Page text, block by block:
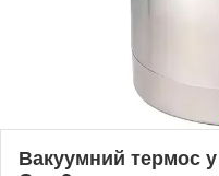
Вакуумний термос